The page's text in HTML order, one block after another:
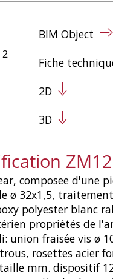
2
BIM Object
Fiche
2D
3D
composee d'une
ø 32x1,5,
polyester blanc
propriétés de
union fraisée vis ø
rosettes acier
mm. dispositif